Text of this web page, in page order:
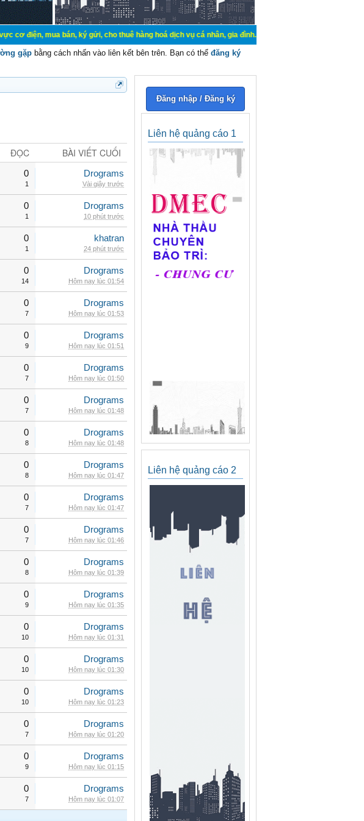
mua bán, ký gửi, cho thuê hàng hoá dịch vụ cá nhân, gia đình. Mua bán, ký gửi, cho thuê thiết bị
gặp bằng cách nhấn vào liên kết bên trên. Bạn có thể đăng ký
ĐỌC BÀI VIẾT CUỐI
0
1
Drograms
Vài giây trước
0
1
Drograms
10 phút trước
0
1
khatran
24 phút trước
0
14
Drograms
Hôm nay lúc 01:54
0
7
Drograms
Hôm nay lúc 01:53
0
9
Drograms
Hôm nay lúc 01:51
0
7
Drograms
Hôm nay lúc 01:50
0
7
Drograms
Hôm nay lúc 01:48
0
8
Drograms
Hôm nay lúc 01:48
0
8
Drograms
Hôm nay lúc 01:47
0
7
Drograms
Hôm nay lúc 01:47
0
7
Drograms
Hôm nay lúc 01:46
0
8
Drograms
Hôm nay lúc 01:39
0
9
Drograms
Hôm nay lúc 01:35
0
10
Drograms
Hôm nay lúc 01:31
0
10
Drograms
Hôm nay lúc 01:30
0
10
Drograms
Hôm nay lúc 01:23
0
7
Drograms
Hôm nay lúc 01:20
0
9
Drograms
Hôm nay lúc 01:15
0
7
Drograms
Hôm nay lúc 01:07
Đăng nhập / Đăng ký
Liên hệ quảng cáo 1
Liên hệ quảng cáo 2